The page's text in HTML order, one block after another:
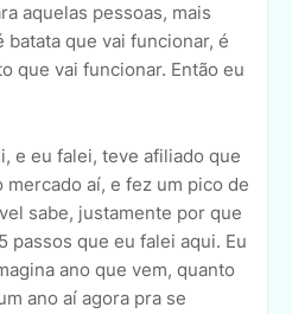
aquelas pessoas, mais
batata que vai funcionar, é
que vai funcionar. Então eu
e eu falei, teve afiliado que
aí, e fez um pico de
sabe, justamente por que
passos que eu falei aqui. Eu
ano que vem, quanto
ano aí agora pra se